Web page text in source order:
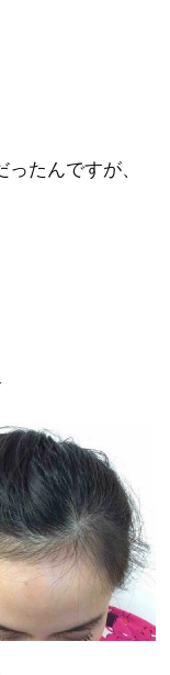
たんですが、